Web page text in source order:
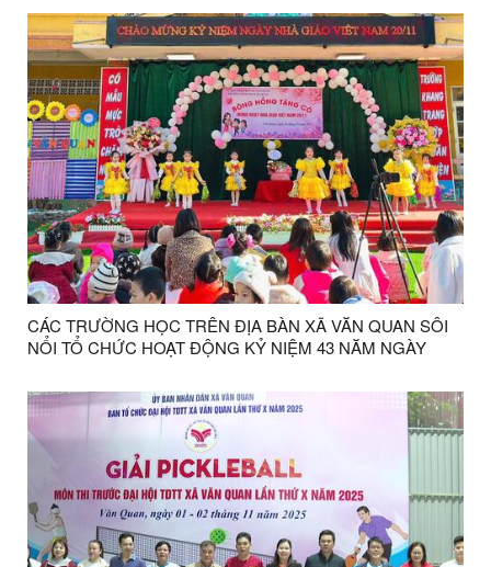
TRUYỀN THỐNG MTTQ VIỆT NAM (18/11/1930 –
18/11/2025)
CÁC TRƯỜNG HỌC TRÊN ĐỊA BÀN XÃ VĂN QUAN SÔI
NỔI TỔ CHỨC HOẠT ĐỘNG KỶ NIỆM 43 NĂM NGÀY